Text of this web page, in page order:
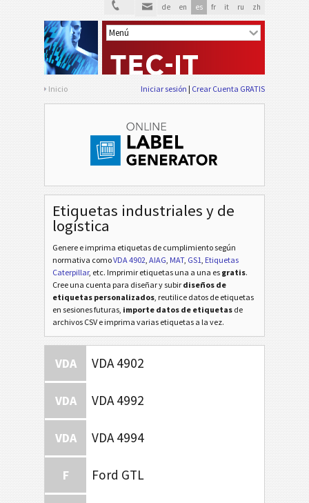
de en es fr it ru zh
Inicio Iniciar sesión Crear Cuenta GRATIS
Etiquetas industriales y de
logística
Genere e imprima etiquetas de cumplimiento según
normativa comoVDA 4902, AIAG, MAT, GS1, Etiquetas
Caterpillar, etc. Imprimir etiquetas una a una es gratis.
Cree una cuenta para diseñar y subir diseños de
etiquetas personalizados, reutilice datos de etiquetas
en sesiones futuras, importe datos de etiquetas de
archivos CSV e imprima varias etiquetas a la vez.
VDA VDA 4902
VDA VDA 4992
VDA VDA 4994
F Ford GTL